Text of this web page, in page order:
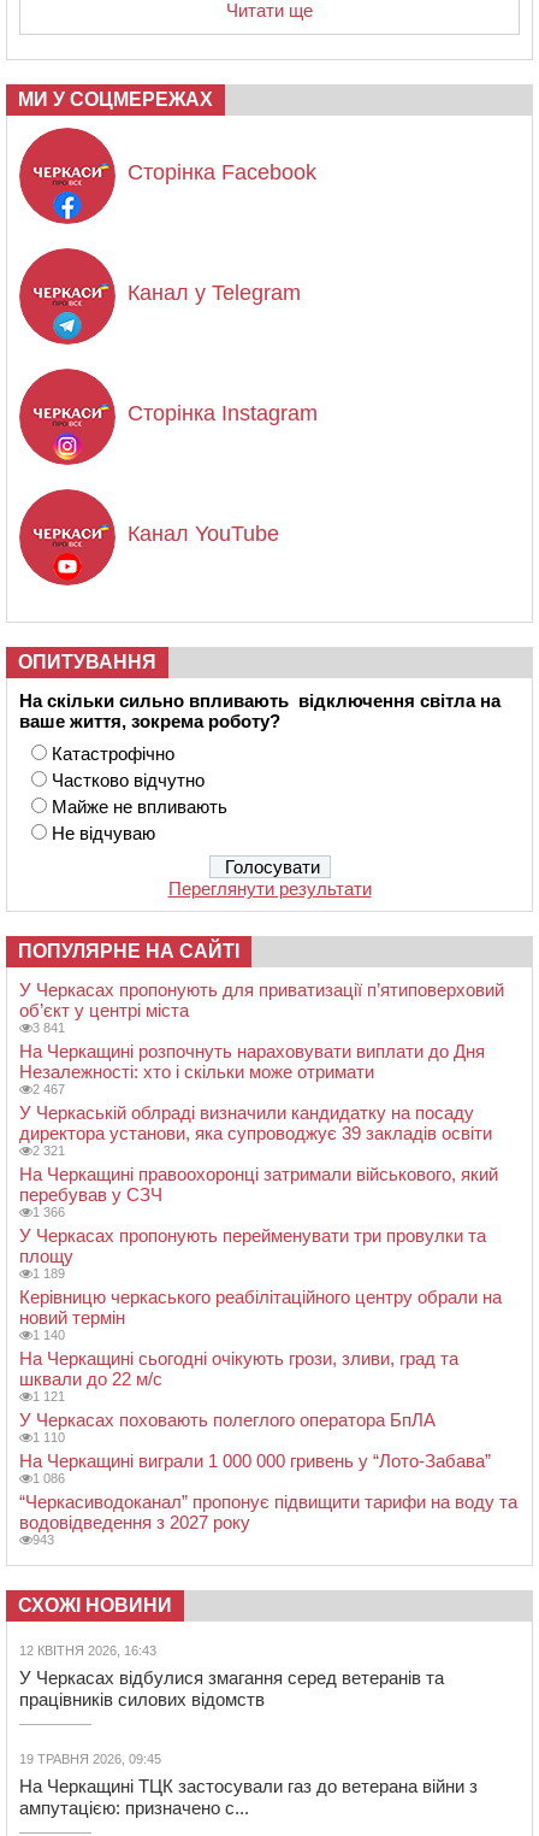
Читати ще
МИ У СОЦМЕРЕЖАХ
Сторінка Facebook
Канал у Telegram
Сторінка Instagram
Канал YouTube
ОПИТУВАННЯ
На скільки сильно впливають відключення світла на
ваше життя, зокрема роботу?
Катастрофічно
Частково відчутно
Майже не впливають
Не відчуваю
Переглянути результати
ПОПУЛЯРНЕ НА САЙТІ
У Черкасах пропонують для приватизації п’ятиповерховий
об’єкт у центрі міста
3 841
На Черкащині розпочнуть нараховувати виплати до Дня
Незалежності: хто і скільки може отримати
2 467
У Черкаській облраді визначили кандидатку на посаду
директора установи, яка супроводжує 39 закладів освіти
2 321
На Черкащині правоохоронці затримали військового, який
перебував у СЗЧ
1 366
У Черкасах пропонують перейменувати три провулки та
площу
1 189
Керівницю черкаського реабілітаційного центру обрали на
новий термін
1 140
На Черкащині сьогодні очікують грози, зливи, град та
шквали до 22 м/с
1 121
У Черкасах поховають полеглого оператора БпЛА
1 110
На Черкащині виграли 1 000 000 гривень у “Лото-Забава”
1 086
“Черкасиводоканал” пропонує підвищити тарифи на воду та
водовідведення з 2027 року
943
СХОЖІ НОВИНИ
12 КВІТНЯ 2026, 16:43
У Черкасах відбулися змагання серед ветеранів та
працівників силових відомств
19 ТРАВНЯ 2026, 09:45
На Черкащині ТЦК застосували газ до ветерана війни з
ампутацією: призначено с...